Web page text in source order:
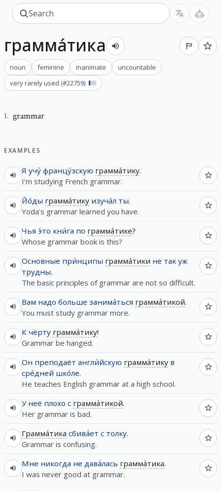
грамма́тика
noun feminine inanimate
uncountable
very rarely used (#22759)
1. grammar
EXAMPLES
Я учу́ францу́зскую грамма́тику.
I'm studying French grammar.
Йо́ды грамма́тику изуча́л ты.
Yoda's grammar learned you have.
Чья э́то кни́га по грамма́тике?
Whose grammar book is this?
Основные при́нципы грамма́тики не так уж
трудны.
The basic principles of grammar are not so difficult.
Вам надо больше занима́ться грамма́тикой.
You must study grammar more.
К чёрту грамма́тику!
Grammar be hanged.
Он преподаёт англи́йскую грамма́тику в
сре́дней шко́ле.
He teaches English grammar at a high school.
У неё плохо с грамма́тикой.
Her grammar is bad.
Грамма́тика сбива́ет с толку.
Grammar is confusing.
Мне никогда не дава́лась грамма́тика.
I was never good at grammar.